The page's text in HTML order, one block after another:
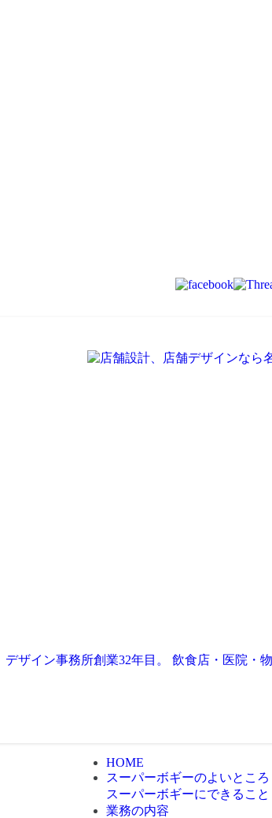
デザイン事務所創業32年目。 飲食店・医院・
HOME
スーパーボギーのよいところ
スーパーボギーにできること
業務の内容